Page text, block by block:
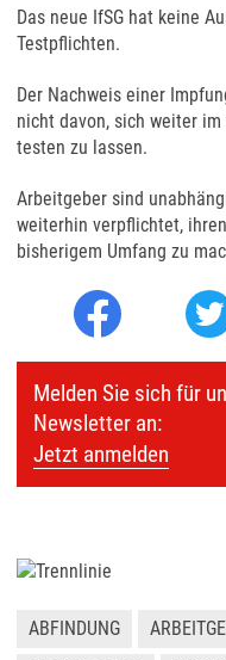
Das neue IfSG hat keine
Testpflichten.
Der Nachweis einer
nicht davon, sich weiter
testen zu lassen.
Arbeitgeber sind
weiterhin verpflichtet,
bisherigem Umfang zu
Melden Sie sich für
Newsletter an:
Jetzt anmelden
ABFINDUNG